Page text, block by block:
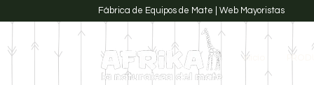
Fábrica de Equipos de Mate | Web Mayoristas
Inicio